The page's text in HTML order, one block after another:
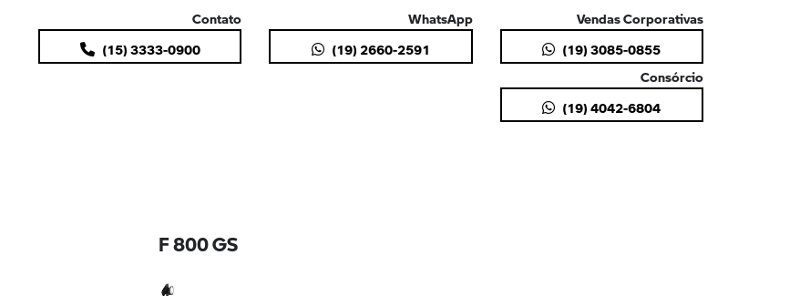
Contato
(15) 3333-0900
WhatsApp
(19) 2660-2591
Vendas Corporativas
(19) 3085-0855
Consórcio
(19) 4042-6804
F 800 GS